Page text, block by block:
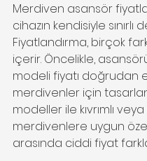
Merdiven asansör
cihazın kendisiyle sınırlı
Fiyatlandırma, birçok
içerir. Öncelikle,
modeli fiyatı doğrudan
merdivenler için
modeller ile kıvrımlı
merdivenlere uygun
arasında ciddi fiyat